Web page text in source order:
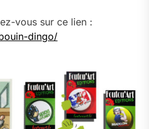
vous sur ce lien :
dingo/